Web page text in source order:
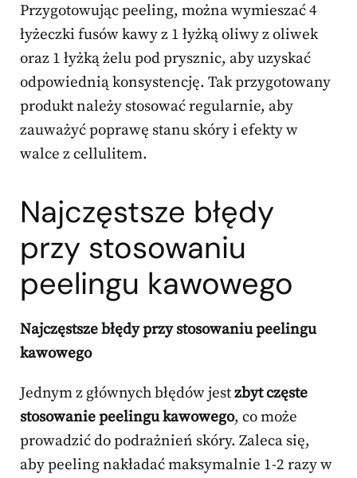
Przygotowując peeling, można wymieszać 4
łyżeczki fusów kawy z 1 łyżką oliwy z oliwek
oraz 1 łyżką żelu pod prysznic, aby uzyskać
odpowiednią konsystencję. Tak przygotowany
produkt należy stosować regularnie, aby
zauważyć poprawę stanu skóry i efekty w
walce z cellulitem.
Najczęstsze błędy
przy stosowaniu
peelingu kawowego
Najczęstsze błędy przy stosowaniu peelingu
kawowego
Jednym z głównych błędów jestzbyt częste
stosowanie peelingu kawowego, co może
prowadzić do podrażnień skóry. Zaleca się,
aby peeling nakładać maksymalnie 1-2 razy w